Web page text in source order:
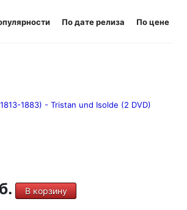
По дате релиза По цене
1883) - Tristan und Isolde (2 DVD)
В корзину